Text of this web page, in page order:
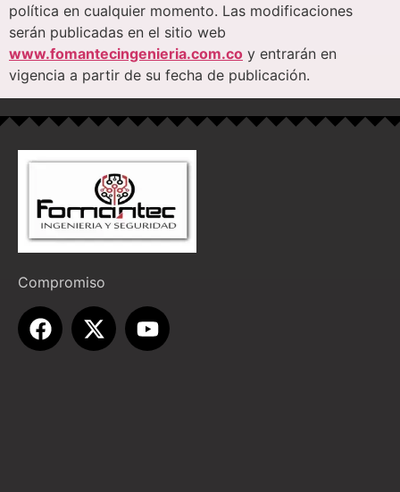
política en cualquier momento. Las modificaciones
serán publicadas en el sitio web
www.fomantecingenieria.com.co y entrarán en
vigencia a partir de su fecha de publicación.
Compromiso